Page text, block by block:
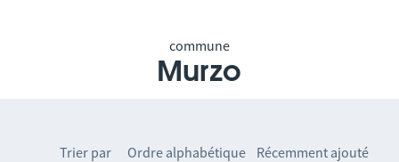
commune
Murzo
Trier par Ordre alphabétique Récemment ajouté